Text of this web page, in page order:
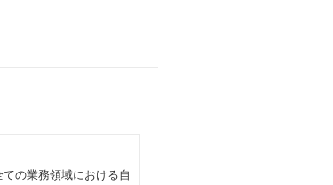
の業務領域における自